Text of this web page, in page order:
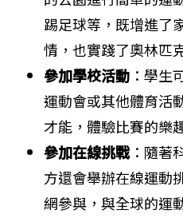
踢足球等，既增進了
情，也實踐了奧林匹
參加學校活動 ：學生
運動會或其他體育活
才能，體驗比賽的樂
參加在線挑戰：隨著
方還會舉辦在線運動
網參與，與全球的運